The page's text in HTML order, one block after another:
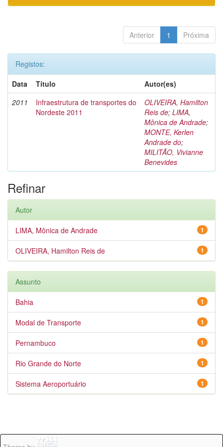
Anterior 1 Próxima
Registos:
Data
Título
Autor(es)
2011
Infraestrutura de transportes do
Nordeste 2011
OLIVEIRA, Hamilton
Reis de; LIMA,
Mônica de Andrade;
MONTE, Kerlen
Andrade do;
MILITÃO, Vivianne
Benevides
Refinar
Autor
1
LIMA, Mônica de Andrade
1
OLIVEIRA, Hamilton Reis de
Assunto
1
Bahia
1
Modal de Transporte
1
Pernambuco
1
Rio Grande do Norte
1
Sistema Aeroportuário